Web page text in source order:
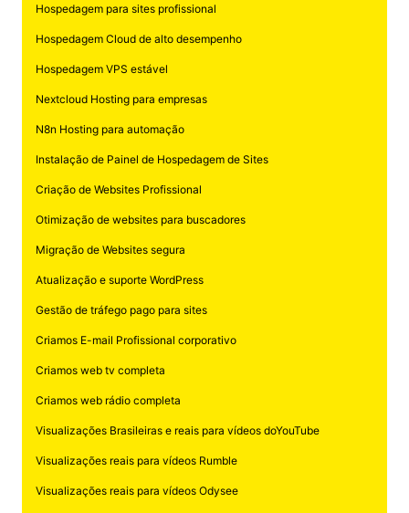
Hospedagem para sites profissional
Hospedagem Cloud de alto desempenho
Hospedagem VPS estável
Nextcloud Hosting para empresas
N8n Hosting para automação
Instalação de Painel de Hospedagem de Sites
Criação de Websites Profissional
Otimização de websites para buscadores
Migração de Websites segura
Atualização e suporte WordPress
Gestão de tráfego pago para sites
Criamos E-mail Profissional corporativo
Criamos web tv completa
Criamos web rádio completa
Visualizações Brasileiras e reais para vídeos doYouTube
Visualizações reais para vídeos Rumble
Visualizações reais para vídeos Odysee